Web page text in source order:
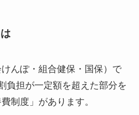
んぽ・組合健保・国保）で
負担が一定額を超えた部分を
制度」があります。